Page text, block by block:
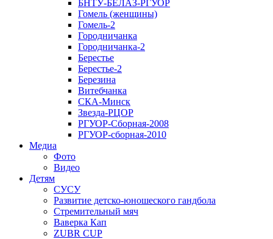
БНТУ-БЕЛАЗ-РГУОР
Гомель (женщины)
Гомель-2
Городничанка
Городничанка-2
Берестье
Берестье-2
Березина
Витебчанка
СКА-Минск
Звезда-РЦОР
РГУОР-Сборная-2008
РГУОР-сборная-2010
Медиа
Фото
Видео
Детям
СУСУ
Развитие детско-юношеского гандбола
Стремительный мяч
Ваверка Кап
ZUBR CUP